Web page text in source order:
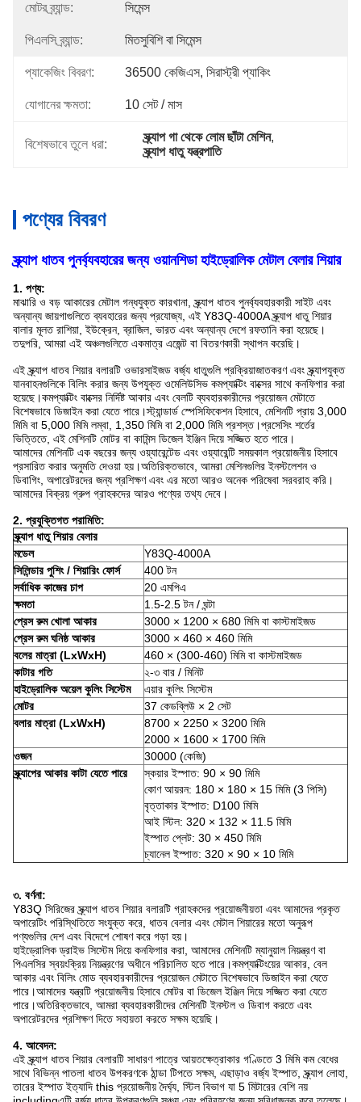
মোটর ব্র্যান্ড: সিমেন্স
পিএলসি ব্র্যান্ড: মিতসুবিশি বা সিমেন্স
প্যাকেজিং বিবরণ: 36500 কেজিএস, সিরাস্ট্রী প্যাকিং
যোগানের ক্ষমতা: 10 সেট / মাস
বিশেষভাবে তুলে ধরা:
স্ক্র্যাপ গা থেকে লোম ছাঁটা মেশিন,
স্ক্র্যাপ ধাতু যন্ত্রপাতি
পণ্যের বিবরণ
স্ক্র্যাপ ধাতব পুনর্ব্যবহারের জন্য ওয়ানশিডা হাইড্রোলিক মেটাল বেলার শিয়ার
1. পণ্য:
মাঝারি ও বড় আকারের মেটাল গন্ধযুক্ত কারখানা, স্ক্র্যাপ ধাতব পুনর্ব্যবহারকারী সাইট এবং
অন্যান্য জায়গাগুলিতে ব্যবহারের জন্য প্রযোজ্য, এই Y83Q-4000A স্ক্র্যাপ ধাতু শিয়ার
বালার মূলত রাশিয়া, ইউক্রেন, ব্রাজিল, ভারত এবং অন্যান্য দেশে রফতানি করা হয়েছে।
তদুপরি, আমরা এই অঞ্চলগুলিতে একমাত্র এজেন্ট বা বিতরণকারী স্থাপন করেছি।
এই স্ক্র্যাপ ধাতব শিয়ার বলারটি ওভারসাইজড বর্জ্য ধাতুগুলি প্রক্রিয়াজাতকরণ এবং স্ক্র্যাপযুক্ত
যানবাহনগুলিকে বিলিং করার জন্য উপযুক্ত ওমেলিউসিভ কমপ্যাক্টিং বাক্সের সাথে কনফিগার করা
হয়েছে।কমপ্যাক্টিং বাক্সের নির্দিষ্ট আকার এবং বেলটি ব্যবহারকারীদের প্রয়োজন মেটাতে
বিশেষভাবে ডিজাইন করা যেতে পারে।স্ট্যান্ডার্ড স্পেসিফিকেশন হিসাবে, মেশিনটি প্রায় 3,000
মিমি বা 5,000 মিমি লম্বা, 1,350 মিমি বা 2,000 মিমি প্রশস্ত।প্রসেসিং শর্তের
ভিত্তিতে, এই মেশিনটি মোটর বা কামিন্স ডিজেল ইঞ্জিন দিয়ে সজ্জিত হতে পারে।
আমাদের মেশিনটি এক বছরের জন্য ওয়্যারেন্টেড এবং ওয়্যারেন্টি সময়কাল প্রয়োজনীয় হিসাবে
প্রসারিত করার অনুমতি দেওয়া হয়।অতিরিক্তভাবে, আমরা মেশিনগুলির ইনস্টলেশন ও
ডিবাগিং, অপারেটরদের জন্য প্রশিক্ষণ এবং এর মতো আরও অনেক পরিষেবা সরবরাহ করি।
আমাদের বিক্রয় গ্রুপ গ্রাহকদের আরও পণ্যের তথ্য দেবে।
2. প্রযুক্তিগত পরামিতি:
স্ক্র্যাপ ধাতু শিয়ার বেলার
মডেল
Y83Q-4000A
সিলিন্ডার পুশিং / শিয়ারিং ফোর্স
400 টন
সর্বাধিক কাজের চাপ
20 এমপিএ
ক্ষমতা
1.5-2.5 টন / ঘন্টা
প্রেস রুম খোলা আকার
3000 × 1200 × 680 মিমি বা কাস্টমাইজড
প্রেস রুম ঘনিষ্ঠ আকার
3000 × 460 × 460 মিমি
বলের মাত্রা (LxWxH)
460 × (300-460) মিমি বা কাস্টমাইজড
কাটার গতি
২-৩ বার / মিনিট
হাইড্রোলিক অয়েল কুলিং সিস্টেম
এয়ার কুলিং সিস্টেম
মোটর
37 কেডব্লিউ × 2 সেট
বলার মাত্রা (LxWxH)
8700 × 2250 × 3200 মিমি
2000 × 1600 × 1700 মিমি
ওজন
30000 (কেজি)
স্ক্র্যাপের আকার কাটা যেতে পারে
স্কয়ার ইস্পাত: 90 × 90 মিমি
কোণ আয়রন: 180 × 180 × 15 মিমি (3 পিসি)
বৃত্তাকার ইস্পাত: D100 মিমি
আই স্টিল: 320 × 132 × 11.5 মিমি
ইস্পাত প্লেট: 30 × 450 মিমি
চ্যানেল ইস্পাত: 320 × 90 × 10 মিমি
৩. বর্ণনা:
Y83Q সিরিজের স্ক্র্যাপ ধাতব শিয়ার বলারটি গ্রাহকদের প্রয়োজনীয়তা এবং আমাদের প্রকৃত
অপারেটিং পরিস্থিতিতে সংযুক্ত করে, ধাতব বেলার এবং মেটাল শিয়ারের মতো অনুরূপ
পণ্যগুলির দেশ এবং বিদেশে শোষণ করে গড়া হয়।
হাইড্রোলিক ড্রাইভ সিস্টেম দিয়ে কনফিগার করা, আমাদের মেশিনটি ম্যানুয়াল নিয়ন্ত্রণ বা
পিএলসির স্বয়ংক্রিয় নিয়ন্ত্রণের অধীনে পরিচালিত হতে পারে।কমপ্যাক্টিংয়ের আকার, বেল
আকার এবং বিলিং মোড ব্যবহারকারীদের প্রয়োজন মেটাতে বিশেষভাবে ডিজাইন করা যেতে
পারে।আমাদের যন্ত্রটি প্রয়োজনীয় হিসাবে মোটর বা ডিজেল ইঞ্জিন দিয়ে সজ্জিত করা যেতে
পারে।অতিরিক্তভাবে, আমরা ব্যবহারকারীদের মেশিনটি ইনস্টল ও ডিবাগ করতে এবং
অপারেটরদের প্রশিক্ষণ দিতে সহায়তা করতে সক্ষম হয়েছি।
4. আবেদন:
এই স্ক্র্যাপ ধাতব শিয়ার বেলারটি সাধারণ পাত্রে আয়তক্ষেত্রাকার গণ্ডিতে 3 মিমি কম বেধের
সাথে বিভিন্ন পাতলা ধাতব উপকরণকে ঠান্ডা টিপতে সক্ষম, এছাড়াও বর্জ্য ইস্পাত, স্ক্র্যাপ লোহা,
তারের ইস্পাত ইত্যাদি this প্রয়োজনীয় দৈর্ঘ্য, স্টিল বিভাগ যা 5 মিটারের বেশি নয়